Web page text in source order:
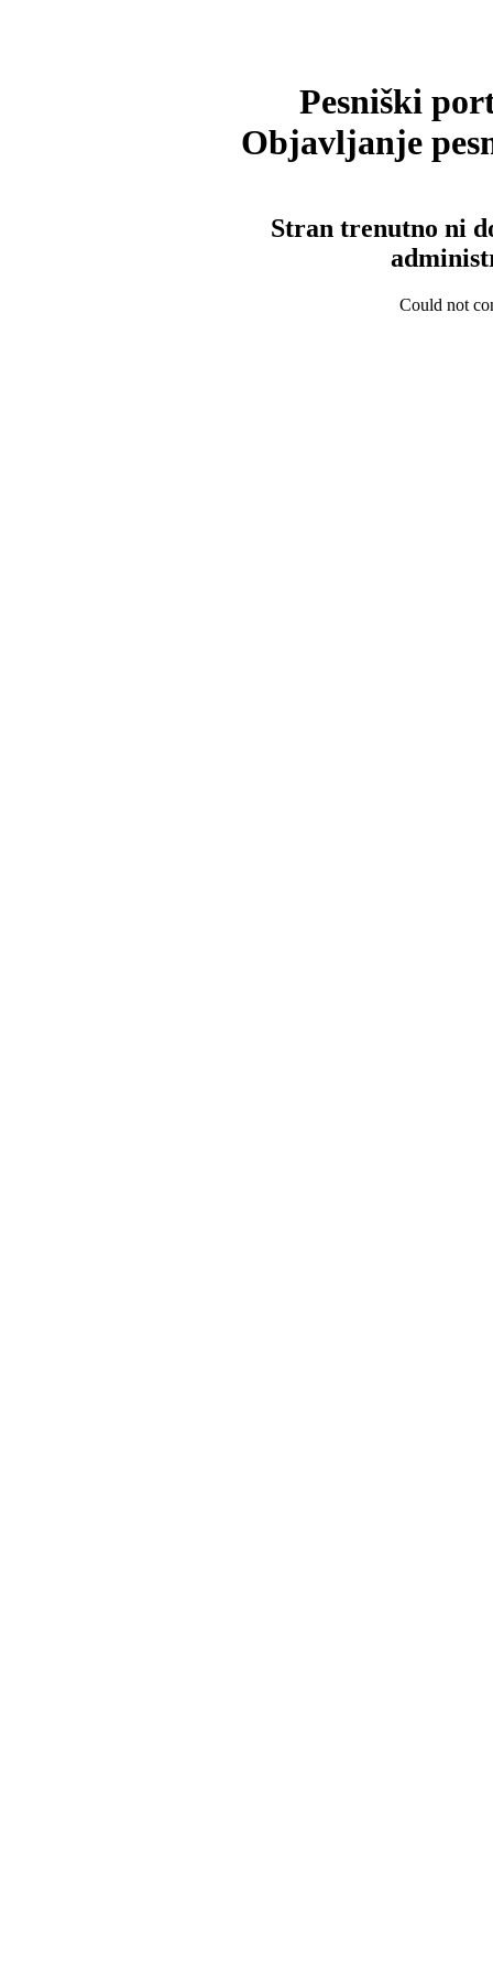
Pesniški
Objavljanje
Stran trenutno ni
Could not